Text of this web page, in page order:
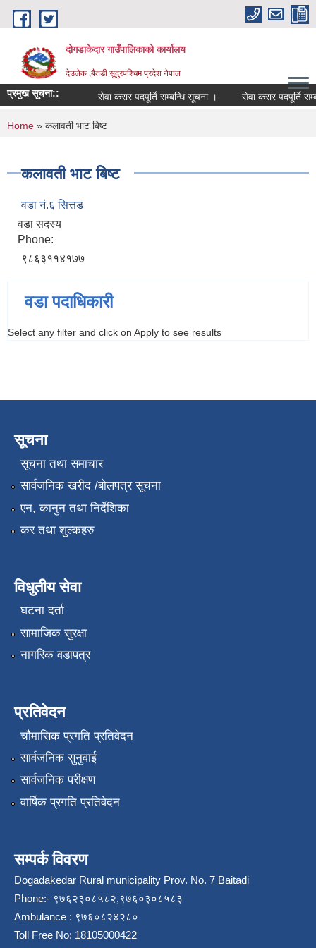
Skip to main content
दोगडाकेदार गाउँपालिकाको कार्यालय
देउलेक ,बैतडी सूदुरपश्चिम प्रदेश नेपाल
प्रमुख सूचना:: सेवा करार पदपूर्ति सम्बन्धि सूचना । सेवा करार पदपूर्ति
You are here
Home » कलावती भाट बिष्ट
कलावती भाट बिष्ट
वडा नं.६ सित्तड
वडा सदस्य
Phone:
९८६३११४१७७
वडा पदाधिकारी
Select any filter and click on Apply to see results
सूचना
सूचना तथा समाचार
सार्वजनिक खरीद /बोलपत्र सूचना
एन, कानुन तथा निर्देशिका
कर तथा शुल्कहरु
विधुतीय सेवा
घटना दर्ता
सामाजिक सुरक्षा
नागरिक वडापत्र
प्रतिवेदन
चौमासिक प्रगति प्रतिवेदन
सार्वजनिक सुनुवाई
सार्वजनिक परीक्षण
वार्षिक प्रगति प्रतिवेदन
सम्पर्क विवरण
Dogadakedar Rural municipality Prov. No. 7 Baitadi
Phone:- ९७६२३०८५८२,९७६०३०८५८३
Ambulance : ९७६०८२४२८०
Toll Free No: 18105000422